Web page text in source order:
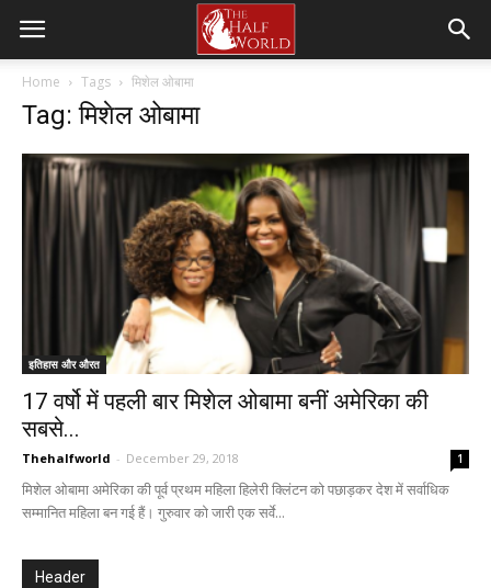
Home Tags मिशेल ओबामा
Tag: मिशेल ओबामा
इतिहास और औरत
17 वर्षो में पहली बार मिशेल ओबामा बनीं अमेरिका की
सबसे...
Thehalfworld - December 29, 2018 1
मिशेल ओबामा अमेरिका की पूर्व प्रथम महिला हिलेरी क्लिंटन को पछाड़कर देश में सर्वाधिक
सम्मानित महिला बन गई हैं। गुरुवार को जारी एक सर्वे...
Header